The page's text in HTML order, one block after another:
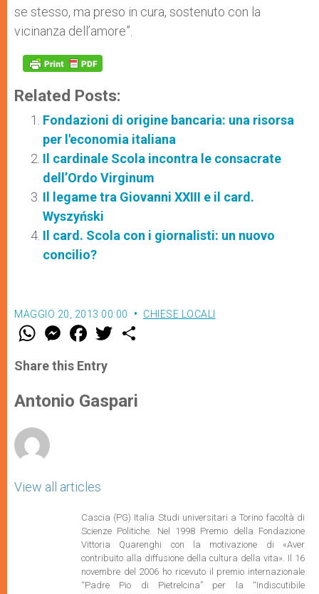
se stesso, ma preso in cura, sostenuto con la
vicinanza dell’amore”.
Related Posts:
Fondazioni di origine bancaria: una risorsa
per l'economia italiana
Il cardinale Scola incontra le consacrate
dell’Ordo Virginum
Il legame tra Giovanni XXIII e il card.
Wyszyński
Il card. Scola con i giornalisti: un nuovo
concilio?
MAGGIO 20, 2013 00:00 CHIESE LOCALI
W
t
s
p
p
M
e
s
e
g
e
F
a
e
b
o
k
w
r
Share this Entry
Antonio Gaspari
View all articles
Cascia (PG) Italia Studi universitari a Torino facoltà di
Scienze Politiche. Nel 1998 Premio della Fondazione
Vittoria Quarenghi con la motivazione di «Aver
contribuito alla diffusione della cultura della vita». Il 16
novembre del 2006 ho ricevuto il premio internazionale
“Padre Pio di Pietrelcina” per la “Indiscutibile